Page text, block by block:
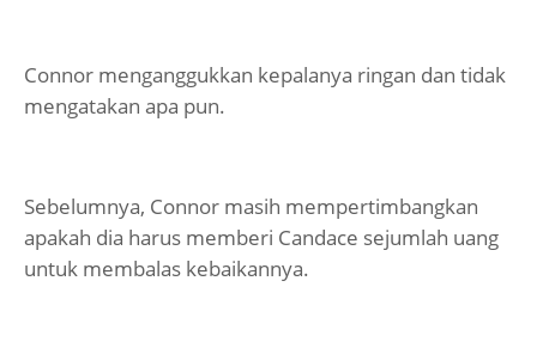
Connor menganggukkan kepalanya ringan dan tidak
mengatakan apa pun.
Sebelumnya, Connor masih mempertimbangkan
apakah dia harus memberi Candace sejumlah uang
untuk membalas kebaikannya.